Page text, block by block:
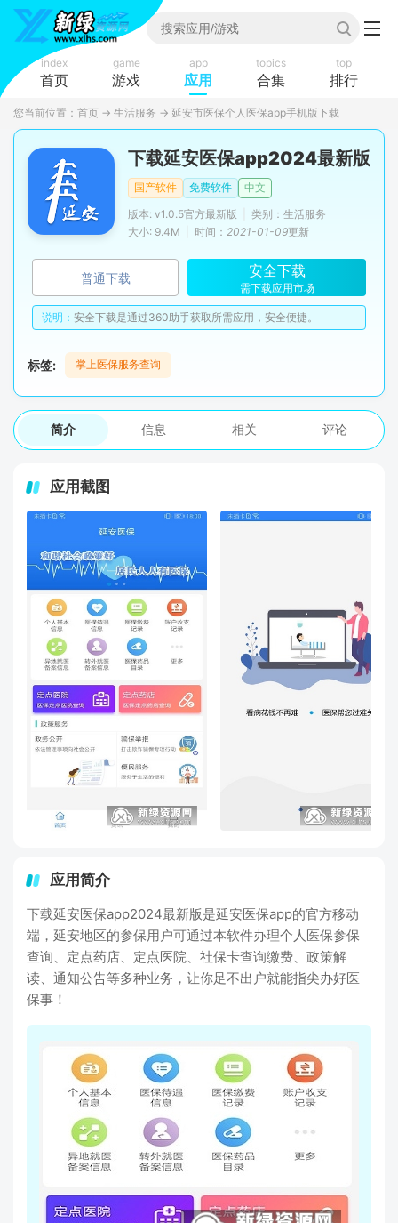
index
首页
game
游戏
app
应用
topics
合集
top
排行
您当前位置： 首页 → 生活服务 → 延安市医保个人医保app手机版下载
下载延安医保app2024最新版
国产软件 免费软件
中文
版本: v1.0.5官方最新版
类别：生活服务
大小: 9.4M
时间： 2021-01-09更新
普通下载 安全下载
需下载应用市场
说明： 安全下载是通过360助手获取所需应用，安全便捷。
标签: 掌上医保服务查询
简介 信息 相关 评论
应用截图
应用简介
下载延安医保app2024最新版是延安医保app的官方移动
端，延安地区的参保用户可通过本软件办理个人医保参保
查询、定点药店、定点医院、社保卡查询缴费、政策解
读、通知公告等多种业务，让你足不出户就能指尖办好医
保事！